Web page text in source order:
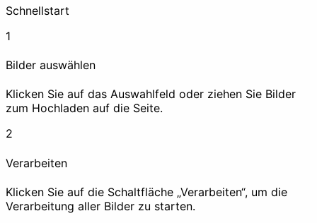
EXIF entfernen
Zensieren
Schnellstart
1
Bilder auswählen
Klicken Sie auf das Auswahlfeld oder ziehen Sie Bilder
zum Hochladen auf die Seite.
2
Verarbeiten
Klicken Sie auf die Schaltfläche „Verarbeiten“, um die
Verarbeitung aller Bilder zu starten.